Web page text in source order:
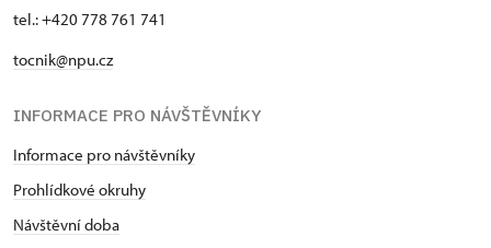
tel.: +420 778 761 741
tocnik@npu.cz
INFORMACE PRO NÁVŠTĚVNÍKY
Informace pro návštěvníky
Prohlídkové okruhy
Návštěvní doba